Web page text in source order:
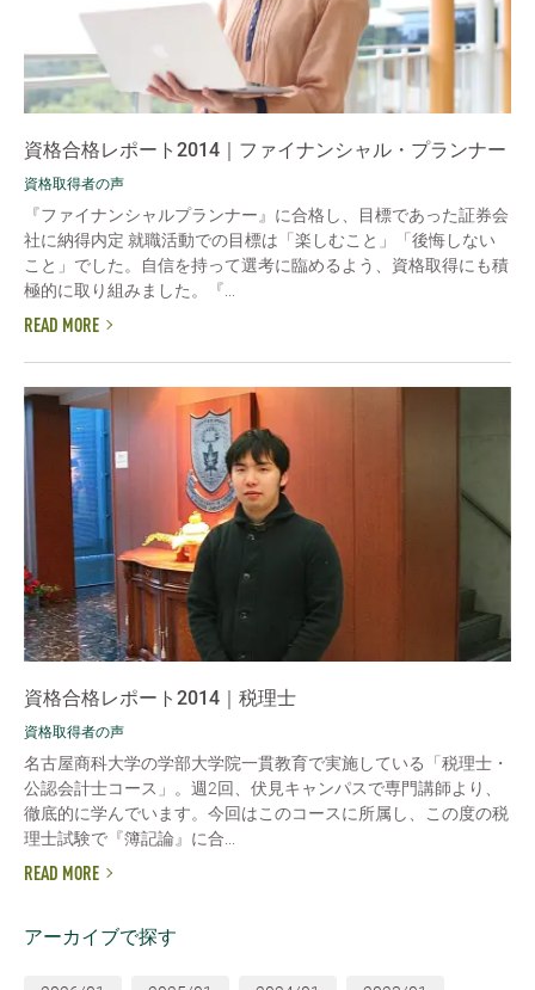
資格合格レポート2014｜ファイナンシャル・プランナー
資格取得者の声
『ファイナンシャルプランナー』に合格し、目標であった証券会
社に納得内定 就職活動での目標は「楽しむこと」「後悔しない
こと」でした。自信を持って選考に臨めるよう、資格取得にも積
極的に取り組みました。『...
READ MORE
資格合格レポート2014｜税理士
資格取得者の声
名古屋商科大学の学部大学院一貫教育で実施している「税理士・
公認会計士コース」。週2回、伏見キャンパスで専門講師より、
徹底的に学んでいます。今回はこのコースに所属し、この度の税
理士試験で『簿記論』に合...
READ MORE
アーカイブで探す